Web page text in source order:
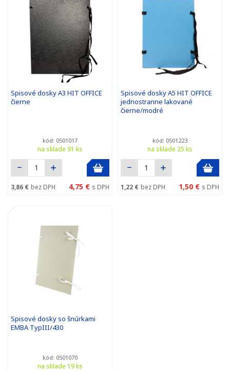
Spisové dosky A3 HIT OFFICE
čierne
kód: 0501017
na sklade 91 ks
3,86 € bez DPH 4,75 € s DPH
Spisové dosky A5 HIT OFFICE
jednostranne lakované
čierne/modré
kód: 0501223
na sklade 25 ks
1,22 € bez DPH 1,50 € s DPH
Spisové dosky so šnúrkami
EMBA TypIII/430
kód: 0501070
na sklade 19 ks